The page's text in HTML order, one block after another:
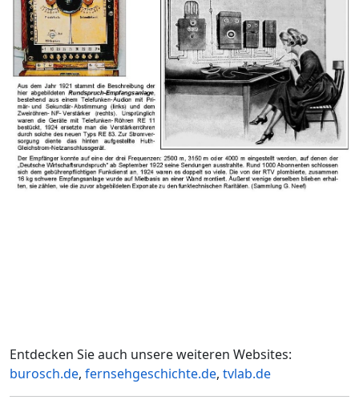
Entdecken Sie auch unsere weiteren Websites:
burosch.de, fernsehgeschichte.de, tvlab.de